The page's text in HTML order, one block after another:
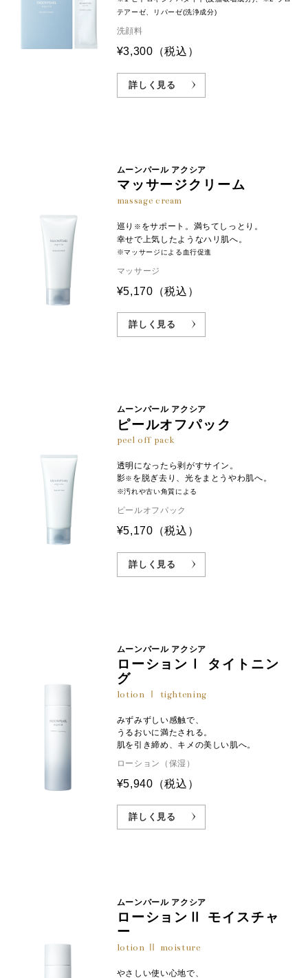
テアーゼ、リパーゼ(洗浄成分)
洗顔料
¥3,300 （税込）
詳しく見る
ムーンパール アクシア
マッサージクリーム
massage cream
巡り ※ をサポート。満ちてしっとり。
幸せで上気したようなハリ肌へ。
※マッサージによる血行促進
マッサージ
¥5,170 （税込）
詳しく見る
ムーンパール アクシア
ピールオフパック
peel off pack
透明になったら剥がすサイン。
影※ を脱ぎ去り、光をまとうやわ肌へ。
※汚れや古い角質による
ピールオフパック
¥5,170 （税込）
詳しく見る
ムーンパール アクシア
ローションⅠ タイトニン
グ
lotion Ⅰ tightening
みずみずしい感触で、
うるおいに満たされる。
肌を引き締め、キメの美しい肌へ。
ローション（保湿）
¥5,940 （税込）
詳しく見る
ムーンパール アクシア
ローションⅡ モイスチャ
ー
lotion Ⅱ moisture
やさしい使い心地で、